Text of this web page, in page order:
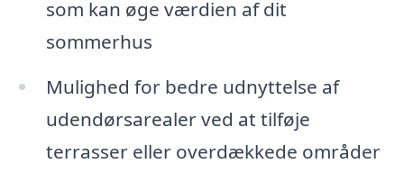
som kan øge værdien af dit
sommerhus
Mulighed for bedre udnyttelse af
udendørsarealer ved at tilføje
terrasser eller overdækkede områder